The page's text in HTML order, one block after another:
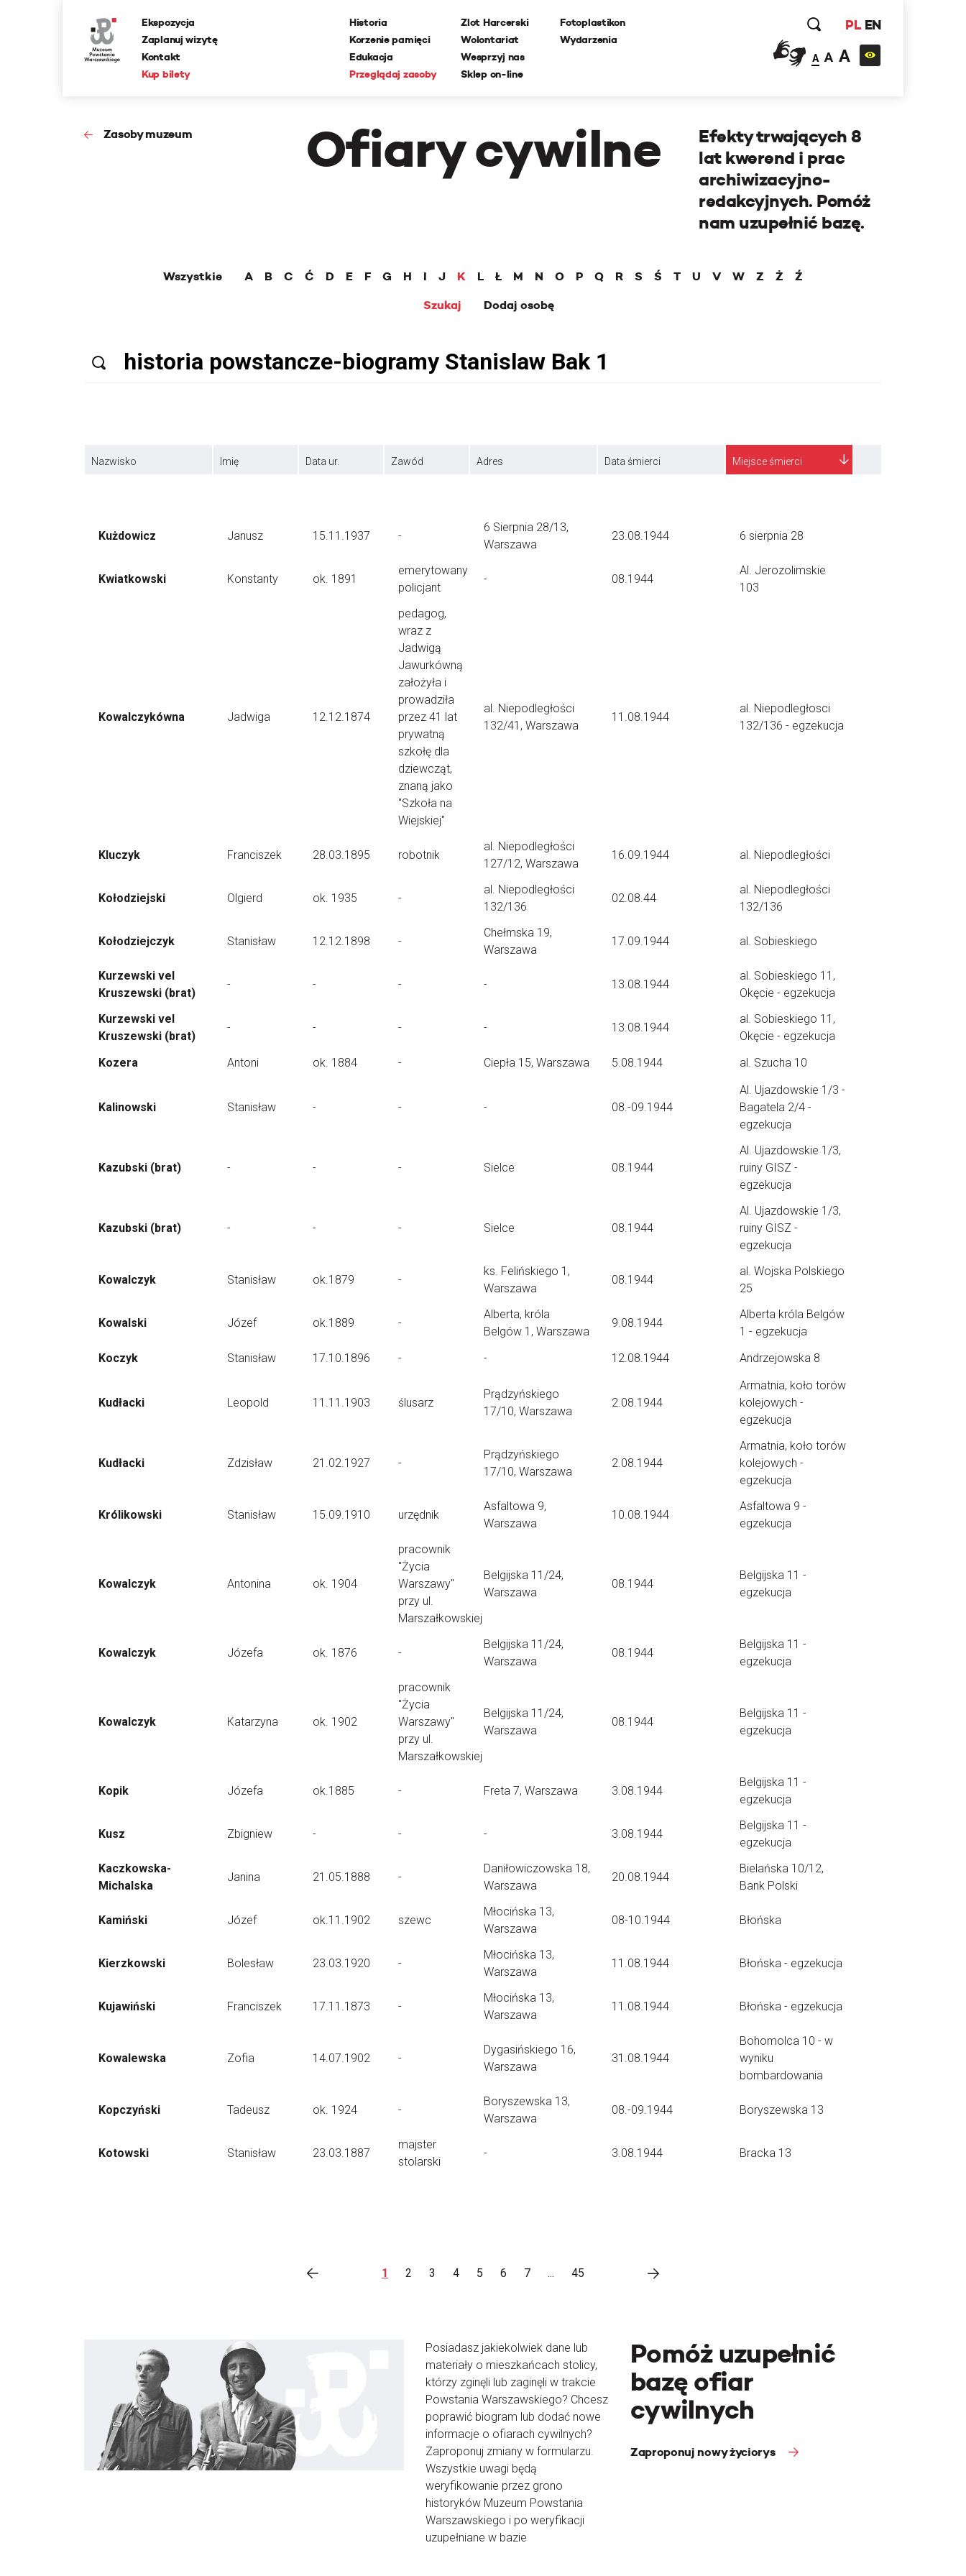
Ekspozycja
Zaplanuj wizytę
Kontakt
Kup bilety
Historia
Korzenie pamięci
Edukacja
Przeglądaj zasoby
Zlot Harcerski
Wolontariat
Wesprzyj nas
Sklep on-line
Fotoplastikon
Wydarzenia
PL EN
A A A
Zasoby muzeum Ofiary cywilne
Efekty trwających 8
lat kwerend i prac
archiwizacyjno-
redakcyjnych. Pomóż
nam uzupełnić bazę.
Wszystkie A B C Ć D E F G H I J K L Ł M N O P Q R S Ś T U V W Z Ż
Ź
Szukaj
Dodaj osobę
Nazwisko Imię Data ur. Zawód Adres Data śmierci Miejsce śmierci
Kużdowicz Janusz 15.11.1937 -
6 Sierpnia 28/13,
Warszawa
23.08.1944 6 sierpnia 28
Kwiatkowski Konstanty ok. 1891
emerytowany
policjant
- 08.1944
Al. Jerozolimskie
103
Kowalczykówna Jadwiga 12.12.1874
pedagog,
wraz z
Jadwigą
Jawurkówną
założyła i
prowadziła
przez 41 lat
prywatną
szkołę dla
dziewcząt,
znaną jako
"Szkoła na
Wiejskiej"
al. Niepodległości
132/41, Warszawa
11.08.1944
al. Niepodległosci
132/136 - egzekucja
Kluczyk Franciszek 28.03.1895 robotnik
al. Niepodległości
127/12, Warszawa
16.09.1944 al. Niepodległości
Kołodziejski Olgierd ok. 1935 -
al. Niepodległości
132/136
02.08.44
al. Niepodległości
132/136
Kołodziejczyk Stanisław 12.12.1898 -
Chełmska 19,
Warszawa
17.09.1944 al. Sobieskiego
Kurzewski vel
Kruszewski (brat)
- - - - 13.08.1944
al. Sobieskiego 11,
Okęcie - egzekucja
Kurzewski vel
Kruszewski (brat)
- - - - 13.08.1944
al. Sobieskiego 11,
Okęcie - egzekucja
Kozera
Antoni ok. 1884 - Ciepła 15, Warszawa 5.08.1944 al. Szucha 10
Kalinowski Stanisław - - - 08.-09.1944
Al. Ujazdowskie 1/3 -
Bagatela 2/4 -
egzekucja
Kazubski (brat) - - - Sielce 08.1944
Al. Ujazdowskie 1/3,
ruiny GISZ -
egzekucja
Kazubski (brat) - - - Sielce 08.1944
Al. Ujazdowskie 1/3,
ruiny GISZ -
egzekucja
Kowalczyk Stanisław ok.1879 -
ks. Felińskiego 1,
Warszawa
08.1944
al. Wojska Polskiego
25
Kowalski Józef ok.1889 -
Alberta, króla
Belgów 1, Warszawa
9.08.1944
Alberta króla Belgów
1 - egzekucja
Koczyk
Stanisław 17.10.1896 - - 12.08.1944 Andrzejowska 8
Kudłacki Leopold 11.11.1903 ślusarz
Prądzyńskiego
17/10, Warszawa
2.08.1944
Armatnia, koło torów
kolejowych -
egzekucja
Kudłacki Zdzisław 21.02.1927 -
Prądzyńskiego
17/10, Warszawa
2.08.1944
Armatnia, koło torów
kolejowych -
egzekucja
Królikowski Stanisław 15.09.1910 urzędnik
Asfaltowa 9,
Warszawa
10.08.1944
Asfaltowa 9 -
egzekucja
Kowalczyk Antonina ok. 1904
pracownik
"Życia
Warszawy"
przy ul.
Marszałkowskiej
Belgijska 11/24,
Warszawa
08.1944
Belgijska 11 -
egzekucja
Kowalczyk Józefa ok. 1876 -
Belgijska 11/24,
Warszawa
08.1944
Belgijska 11 -
egzekucja
Kowalczyk Katarzyna ok. 1902
pracownik
"Życia
Warszawy"
przy ul.
Marszałkowskiej
Belgijska 11/24,
Warszawa
08.1944
Belgijska 11 -
egzekucja
Kopik Józefa ok.1885 - Freta 7, Warszawa 3.08.1944
Belgijska 11 -
egzekucja
Kusz Zbigniew - - - 3.08.1944
Belgijska 11 -
egzekucja
Kaczkowska-
Michalska
Janina 21.05.1888 -
Daniłowiczowska 18,
Warszawa
20.08.1944
Bielańska 10/12,
Bank Polski
Kamiński Józef ok.11.1902 szewc
Młocińska 13,
Warszawa
08-10.1944 Błońska
Kierzkowski Bolesław 23.03.1920 -
Młocińska 13,
Warszawa
11.08.1944 Błońska - egzekucja
Kujawiński Franciszek 17.11.1873 -
Młocińska 13,
Warszawa
11.08.1944 Błońska - egzekucja
Kowalewska Zofia 14.07.1902 -
Dygasińskiego 16,
Warszawa
31.08.1944
Bohomolca 10 - w
wyniku
bombardowania
Kopczyński Tadeusz ok. 1924 -
Boryszewska 13,
Warszawa
08.-09.1944 Boryszewska 13
Kotowski Stanisław 23.03.1887
majster
stolarski
- 3.08.1944 Bracka 13
1 2 3 4 5 6 7 ... 45
Posiadasz jakiekolwiek dane lub
materiały o mieszkańcach stolicy,
którzy zginęli lub zaginęli w trakcie
Powstania Warszawskiego? Chcesz
poprawić biogram lub dodać nowe
informacje o ofiarach cywilnych?
Zaproponuj zmiany w formularzu.
Wszystkie uwagi będą
weryfikowanie przez grono
historyków Muzeum Powstania
Warszawskiego i po weryfikacji
uzupełniane w bazie
Pomóż uzupełnić
bazę ofiar
cywilnych
Zaproponuj nowy życiorys